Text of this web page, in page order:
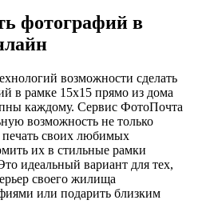
фотографий в
возможности сделать
в рамке 15х15 прямо из дома
каждому. Сервис ФотоПочта
возможность не только
печать своих любимых
их в стильные рамки
идеальный вариант для тех,
своего жилища
или подарить близким